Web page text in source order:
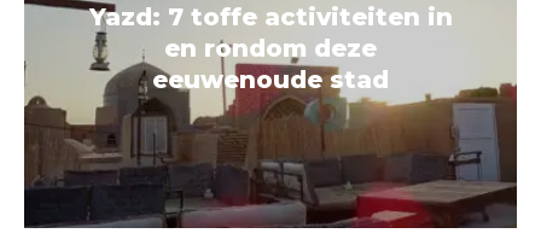
Yazd: 7 toffe activiteiten in
en rondom deze
eeuwenoude stad